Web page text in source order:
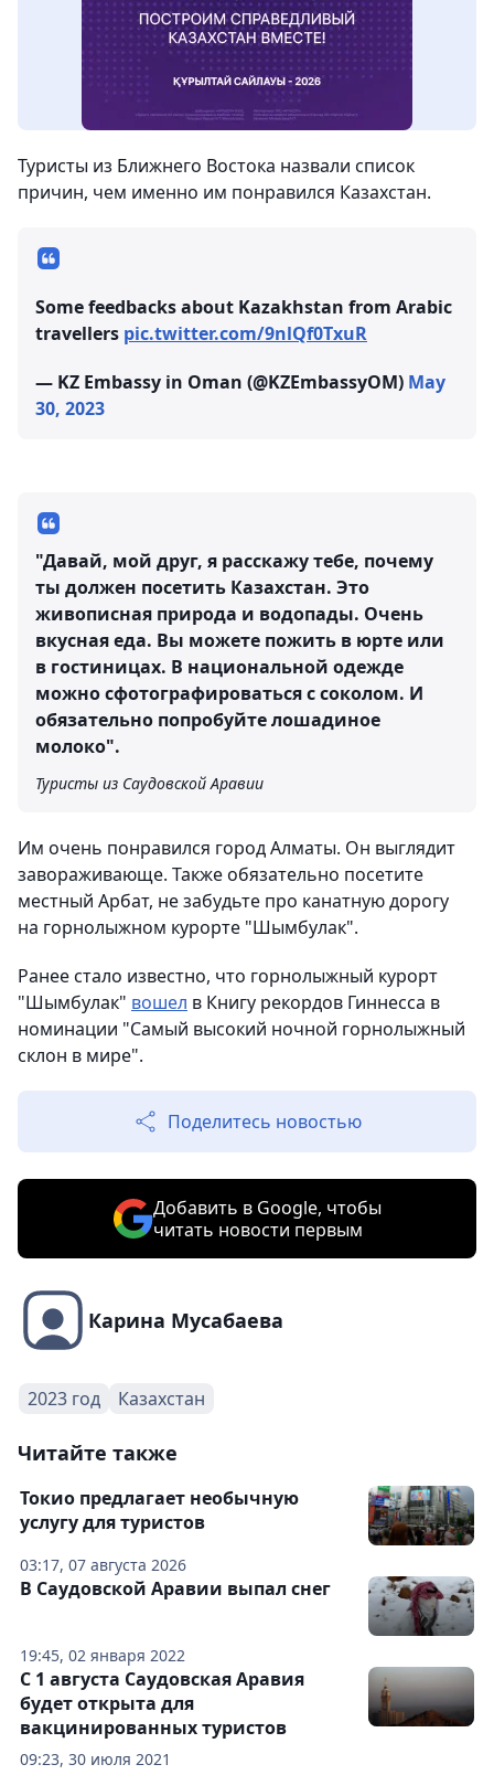
Туристы из Ближнего Востока назвали список
причин, чем именно им понравился Казахстан.
Some feedbacks about Kazakhstan from Arabic
travellers pic.twitter.com/9nlQf0TxuR
— KZ Embassy in Oman (@KZEmbassyOM) May
30, 2023
"Давай, мой друг, я расскажу тебе, почему
ты должен посетить Казахстан. Это
живописная природа и водопады. Очень
вкусная еда. Вы можете пожить в юрте или
в гостиницах. В национальной одежде
можно сфотографироваться с соколом. И
обязательно попробуйте лошадиное
молоко".
Туристы из Саудовской Аравии
Им очень понравился город Алматы. Он выглядит
завораживающе. Также обязательно посетите
местный Арбат, не забудьте про канатную дорогу
на горнолыжном курорте "Шымбулак".
Ранее стало известно, что горнолыжный курорт
"Шымбулак" вошел в Книгу рекордов Гиннесса в
номинации "Самый высокий ночной горнолыжный
склон в мире".
Поделитесь новостью
Добавить в Google, чтобы
читать новости первым
Карина Мусабаева
2023 год Казахстан
Читайте также
03:17, 07 августа 2026
Токио предлагает необычную
услугу для туристов
19:45, 02 января 2022
В Саудовской Аравии выпал снег
09:23, 30 июля 2021
С 1 августа Саудовская Аравия
будет открыта для
вакцинированных туристов